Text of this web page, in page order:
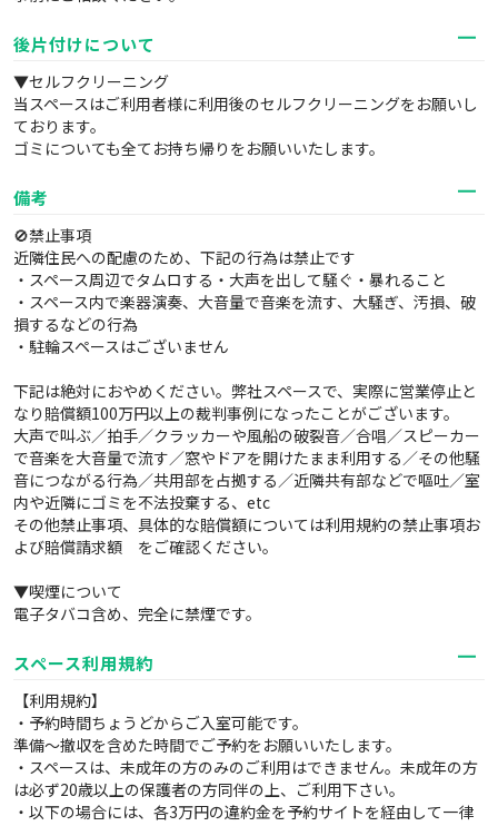
後片付けについて
▼セルフクリーニング
当スペースはご利用者様に利用後のセルフクリーニングをお願いし
ております。
ゴミについても全てお持ち帰りをお願いいたします。
備考
🚫禁止事項
近隣住民への配慮のため、下記の行為は禁止です
・スペース周辺でタムロする・大声を出して騒ぐ・暴れること
・スペース内で楽器演奏、大音量で音楽を流す、大騒ぎ、汚損、破
損するなどの行為
・駐輪スペースはございません
下記は絶対におやめください。弊社スペースで、実際に営業停止と
なり賠償額100万円以上の裁判事例になったことがございます。
大声で叫ぶ／拍手／クラッカーや風船の破裂音／合唱／スピーカー
で音楽を大音量で流す／窓やドアを開けたまま利用する／その他騒
音につながる行為／共用部を占拠する／近隣共有部などで嘔吐／室
内や近隣にゴミを不法投棄する、etc
その他禁止事項、具体的な賠償額については利用規約の禁止事項お
よび賠償請求額 をご確認ください。
▼喫煙について
電子タバコ含め、完全に禁煙です。
スペース利用規約
【利用規約】
・予約時間ちょうどからご入室可能です。
準備～撤収を含めた時間でご予約をお願いいたします。
・スペースは、未成年の方のみのご利用はできません。未成年の方
は必ず20歳以上の保護者の方同伴の上、ご利用下さい。
・以下の場合には、各3万円の違約金を予約サイトを経由して一律